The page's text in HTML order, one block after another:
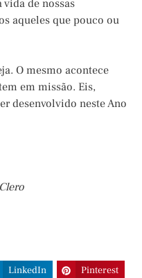
de nossas
aqueles que pouco ou
O mesmo acontece
em missão. Eis,
desenvolvido neste Ano
LinkedIn
Pinterest